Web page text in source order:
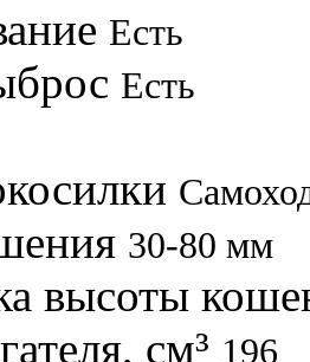
Есть
Есть
30-80 мм
высоты
см³ 196